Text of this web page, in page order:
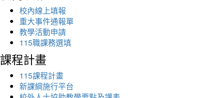
校內線上填報
重大事件通報單
教學活動申請
115職課務選填
課程計畫
115課程計畫
新課綱施行平台